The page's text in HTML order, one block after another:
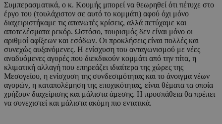
Συμπερασματικά, ο κ. Κουμής μπορεί να θεωρηθεί ότι πέτυχε στο
έργο του (τουλάχιστον σε αυτό το κομμάτι) αφού όχι μόνο
διαχειριστήκαμε τις απανωτές κρίσεις, αλλά πετύχαμε και
αποτελέσματα ρεκόρ. Ωστόσο, τουρισμός δεν είναι μόνο οι
αριθμοί αφίξεων και εσόδων. Οι προκλήσεις είναι πολλές και
συνεχώς αυξανόμενες. Η ενίσχυση του ανταγωνισμού με νέες
αναδυόμενες αγορές που διεκδικούν κομμάτι από την πίτα, η
κλιματική αλλαγή που επηρεάζει ιδιαίτερα της χώρες της
Μεσογείου, η ενίσχυση της συνδεσιμότητας και το άνοιγμα νέων
αγορών, η καταπολέμηση της εποχικότητας, είναι θέματα τα οποία
χρήζουν διαχείρισης και μάλιστα άμεσης. Η προσπάθεια θα πρέπει
να συνεχιστεί και μάλιστα ακόμη πιο εντατικά.